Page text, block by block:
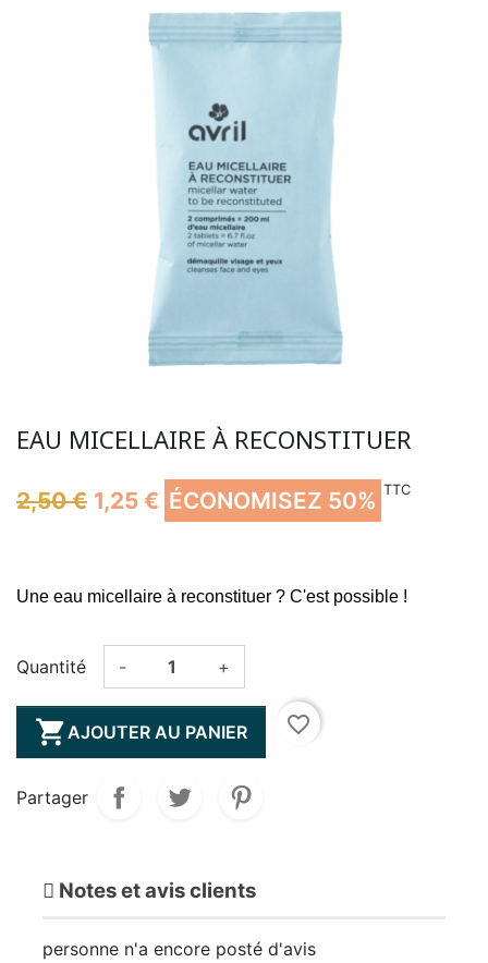
EAU MICELLAIRE À RECONSTITUER
2,50 € 1,25 € ÉCONOMISEZ 50% TTC
Une eau micellaire à reconstituer ? C'est possible !
Quantité - +
AJOUTER AU PANIER favorite_border
Partager
Notes et avis clients
personne n'a encore posté d'avis